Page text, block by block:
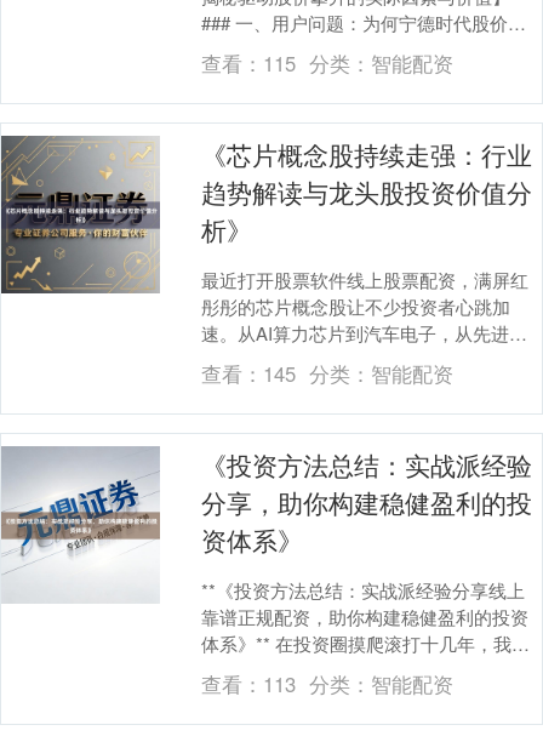
### 一、用户问题：为何宁德时代股价在
2023年Q2出现连续三周上涨，涨幅超
30%？ ....
查看： 115 分类： 智能配资
《芯片概念股持续走强：行业
趋势解读与龙头股投资价值分
析》
最近打开股票软件线上股票配资，满屏红
彤彤的芯片概念股让不少投资者心跳加
速。从AI算力芯片到汽车电子，从先进封
装到设备材料，整个产业链仿佛被按下了
加速键。这波行情....
查看： 145 分类： 智能配资
《投资方法总结：实战派经验
分享，助你构建稳健盈利的投
资体系》
**《投资方法总结：实战派经验分享线上
靠谱正规配资，助你构建稳健盈利的投资
体系》** 在投资圈摸爬滚打十几年，我见
过太多人抱着“一夜暴富”的幻想冲进市场，
又被现....
查看： 113 分类： 智能配资